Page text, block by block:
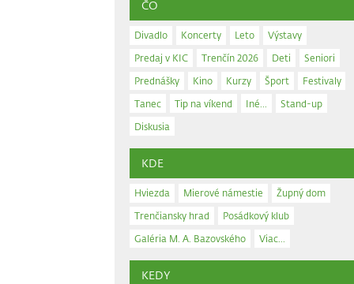
ČO
Divadlo Koncerty Leto
Výstavy
Predaj v KIC
Trenčín 2026 Deti
Seniori
Prednášky
Kino Kurzy Šport
Festivaly
Tanec
Tip na víkend Iné...
Stand-up
Diskusia
KDE
Hviezda Mierové námestie
Župný dom
Trenčiansky hrad
Posádkový klub
Galéria M. A. Bazovského
Viac...
KEDY